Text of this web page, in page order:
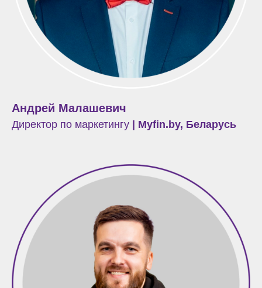
Андрей Малашевич
Директор по маркетингу | Myfin.by, Беларусь